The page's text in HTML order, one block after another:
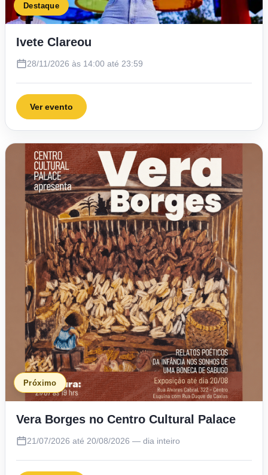
Destaque
Ivete Clareou
28/11/2026 às 14:00 até 23:59
Ver evento
Próximo
Vera Borges no Centro Cultural Palace
21/07/2026 até 20/08/2026 — dia inteiro